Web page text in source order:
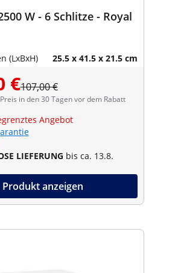
W - 6 Schlitze - Royal
(LxBxH) 25.5 x 41.5 x 21.5 cm
€107,00 €
in den 30 Tagen vor dem Rabatt
Angebot
LIEFERUNG bis ca. 13.8.
Produkt anzeigen